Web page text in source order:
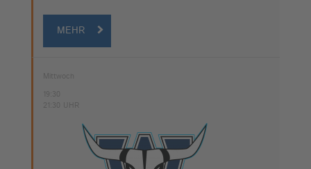
MEHR
21:30 UHR